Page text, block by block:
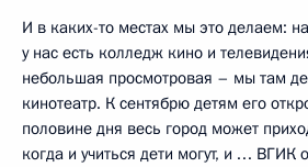
И в каких-то местах мы это делаем:
у нас есть колледж кино и
небольшая просмотровая – мы там
кинотеатр. К сентябрю детям его
половине дня весь город может
когда и учиться дети могут, и … ВГИК